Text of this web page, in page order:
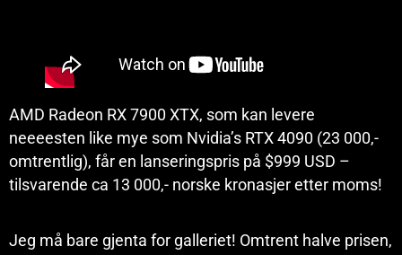
AMD Radeon RX 7900 XTX, som kan levere
neeeesten like mye som Nvidia’s RTX 4090 (23 000,-
omtrentlig), får en lanseringspris på $999 USD –
tilsvarende ca 13 000,- norske kronasjer etter moms!
Jeg må bare gjenta for galleriet! Omtrent halve prisen,